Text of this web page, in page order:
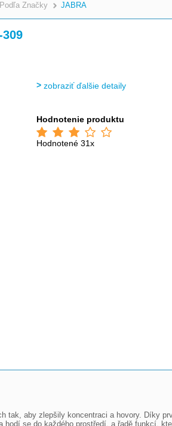
Podľa Značky >
JABRA
zobraziť ďalšie detaily
Hodnotenie produktu
Hodnotené 31x
tak, aby zlepšily koncentraci a hovory. Díky
se do každého prostředí, a řadě funkcí,